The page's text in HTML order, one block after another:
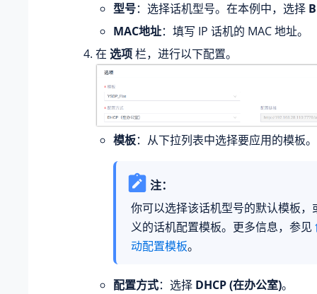
型号：选择话机型号。在本例中，选择
MAC地址：填写 IP 话机的 MAC 地址。
在 选项栏，进行以下配置。
模板：从下拉列表中选择要应用的模板。
注：
你可以选择该话机型号的默认模板，
义的话机配置模板。更多信息，参见
动配置模板。
配置方式：选择 DHCP (在办公室)。